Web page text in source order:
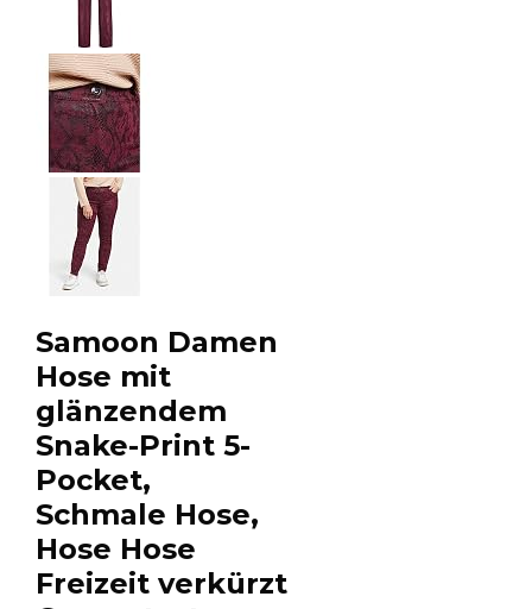
Samoon Damen
Hose mit
glänzendem
Snake-Print 5-
Pocket,
Schmale Hose,
Hose Hose
Freizeit verkürzt